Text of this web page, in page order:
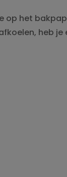
op het
heb je